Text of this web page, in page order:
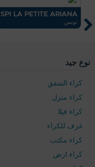
SPI LA PETITE ARIANA
تونس
نوع جيد
كراء الشقق
كراء منزل
كراء فيلا
غرف للكراء
كراء مكتب
كراء ارض